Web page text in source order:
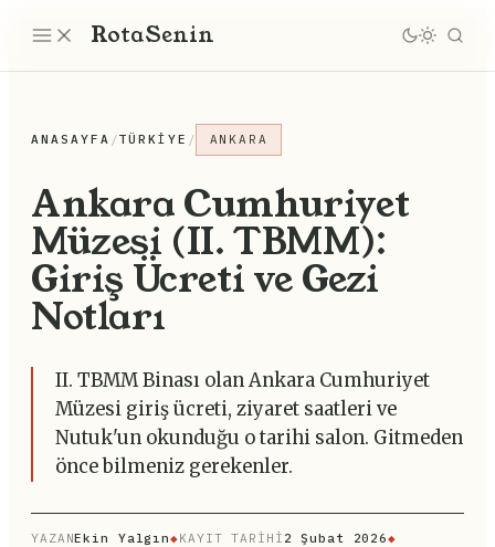
RotaSenin
ANASAYFA /TÜRKIYE / ANKARA
Ankara Cumhuriyet
Müzesi (II. TBMM):
Giriş Ücreti ve Gezi
Notları
II. TBMM Binası olan Ankara Cumhuriyet
Müzesi giriş ücreti, ziyaret saatleri ve
Nutuk'un okunduğu o tarihi salon. Gitmeden
önce bilmeniz gerekenler.
YAZANEkin Yalgın◆KAYIT TARİHİ 2 Şubat 2026◆